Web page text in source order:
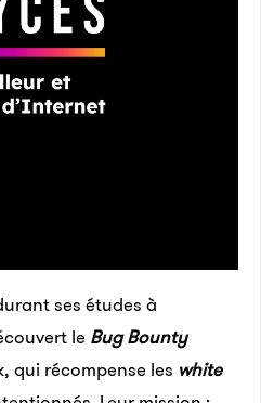
ses études à
le Bug Bounty
qui récompense les white